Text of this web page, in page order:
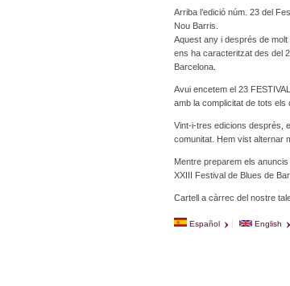
Arriba l’edició núm. 23 del
Nou Barris.
Aquest any i després de
ens ha caracteritzat des del
Barcelona.
Avui encetem el 23
amb la complicitat de tots
Vint-i-tres edicions després,
comunitat. Hem vist alternar
Mentre preparem els
XXIII Festival de Blues de
Cartell a càrrec del nostre
Español English